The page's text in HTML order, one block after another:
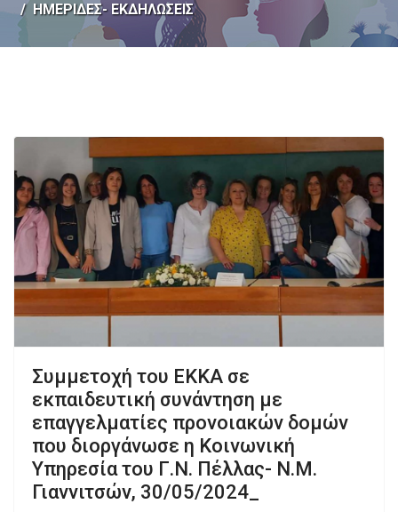
ΗΜΕΡΙΔΕΣ- ΕΚΔΗΛΩΣΕΙΣ
Συμμετοχή του ΕΚΚΑ σε
εκπαιδευτική συνάντηση με
επαγγελματίες προνοιακών δομών
που διοργάνωσε η Κοινωνική
Υπηρεσία του Γ.Ν. Πέλλας- Ν.Μ.
Γιαννιτσών, 30/05/2024_